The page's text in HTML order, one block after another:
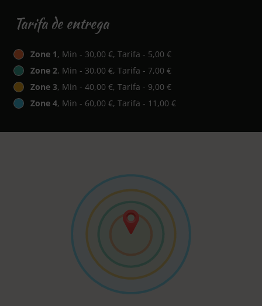
Tarifa de entrega
Zone 1, Min - 30,00 €, Tarifa - 5,00 €
Zone 2, Min - 30,00 €, Tarifa - 7,00 €
Zone 3, Min - 40,00 €, Tarifa - 9,00 €
Zone 4, Min - 60,00 €, Tarifa - 11,00 €